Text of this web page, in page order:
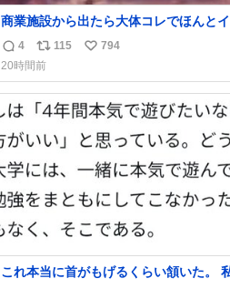
商業施設から出たら大体コレでほんと
返
信
数
4
リ
ポ
ス
ト
数
115
い
ね
数
794
20時間前
これ本当に首がもげるくらい頷いた。